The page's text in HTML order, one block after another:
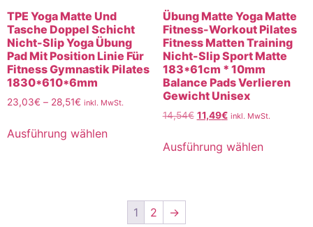
TPE Yoga Matte Und
Tasche Doppel Schicht
Nicht-Slip Yoga Übung
Pad Mit Position Linie Für
Fitness Gymnastik Pilates
1830*610*6mm
23,03€ – 28,51€ inkl. MwSt.
Ausführung wählen
Übung Matte Yoga Matte
Fitness-Workout Pilates
Fitness Matten Training
Nicht-Slip Sport Matte
183*61cm * 10mm
Balance Pads Verlieren
Gewicht Unisex
14,54€ 11,49€ inkl. MwSt.
Ausführung wählen
1 2 →